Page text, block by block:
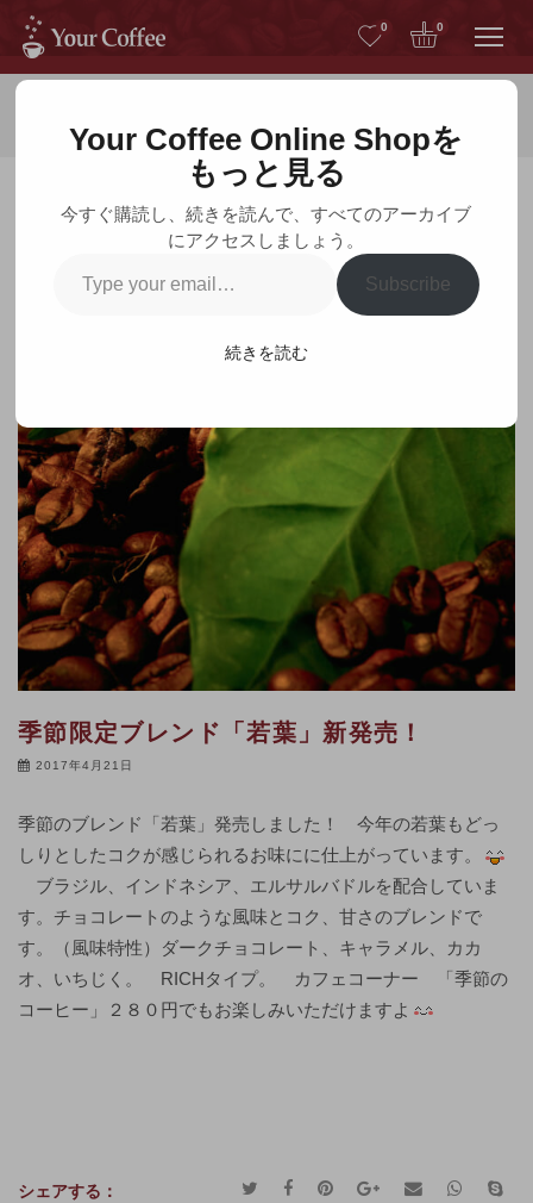
0 0
季節限定ブレンド「若葉」新発売！
2017年4月21日
季節のブレンド「若葉」発売しました！ 今年の若葉もどっ
しりとしたコクが感じられるお味にに仕上がっています。
ブラジル、インドネシア、エルサルバドルを配合していま
す。チョコレートのような風味とコク、甘さのブレンドで
す。（風味特性）ダークチョコレート、キャラメル、カカ
オ、いちじく。 RICHタイプ。 カフェコーナー 「季節の
コーヒー」２８０円でもお楽しみいただけますよ
シェアする：
Your Coffee Online Shopを
もっと見る
今すぐ購読し、続きを読んで、すべてのアーカイブ
にアクセスしましょう。
Subscribe
続きを読む